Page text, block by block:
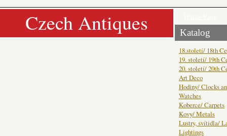
Czech Antiques Katalog
18.století/ 18th
19. století/ 19th
20. století/ 20th
Art Deco
Hodiny/ Clocks
Watches
Koberce/ Carpets
Kovy/ Metals
Lustry, svítidla/
Lightings